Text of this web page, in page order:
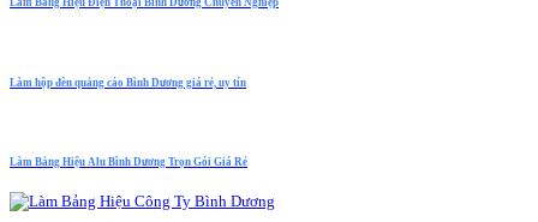
Làm Bảng Hiệu Điện Thoại Bình Dương Chuyên Nghiệp
Làm hộp đèn quảng cáo Bình Dương giá rẻ, uy tín
Làm Bảng Hiệu Alu Bình Dương Trọn Gói Giá Rẻ